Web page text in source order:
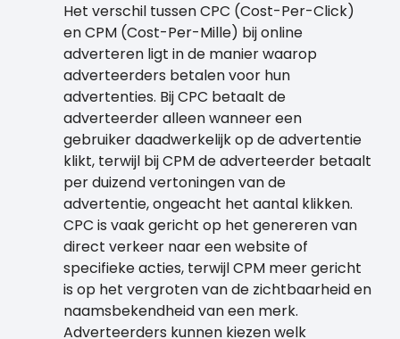
Het verschil tussen CPC (Cost-Per-Click)
en CPM (Cost-Per-Mille) bij online
adverteren ligt in de manier waarop
adverteerders betalen voor hun
advertenties. Bij CPC betaalt de
adverteerder alleen wanneer een
gebruiker daadwerkelijk op de advertentie
klikt, terwijl bij CPM de adverteerder betaalt
per duizend vertoningen van de
advertentie, ongeacht het aantal klikken.
CPC is vaak gericht op het genereren van
direct verkeer naar een website of
specifieke acties, terwijl CPM meer gericht
is op het vergroten van de zichtbaarheid en
naamsbekendheid van een merk.
Adverteerders kunnen kiezen welk